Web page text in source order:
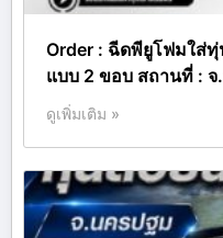
Order : ฉีดพียูโฟมใส่
แบบ 2 ขอบ สถานที่ : จ
ดูเพิ่มเติม »